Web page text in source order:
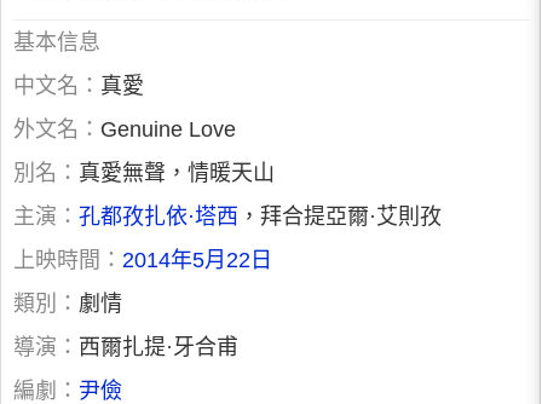
基本信息
中文名： 真愛
外文名： Genuine Love
別名： 真愛無聲，情暖天山
主演： 孔都孜扎依·塔西 ，拜合提亞爾·艾則孜
上映時間： 2014年5月22日
類別： 劇情
導演： 西爾扎提·牙合甫
編劇： 尹儉